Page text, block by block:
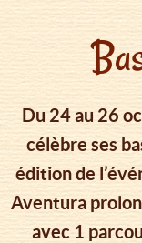
Du 24 au 26
célèbre ses
édition de
Aventura
avec 1